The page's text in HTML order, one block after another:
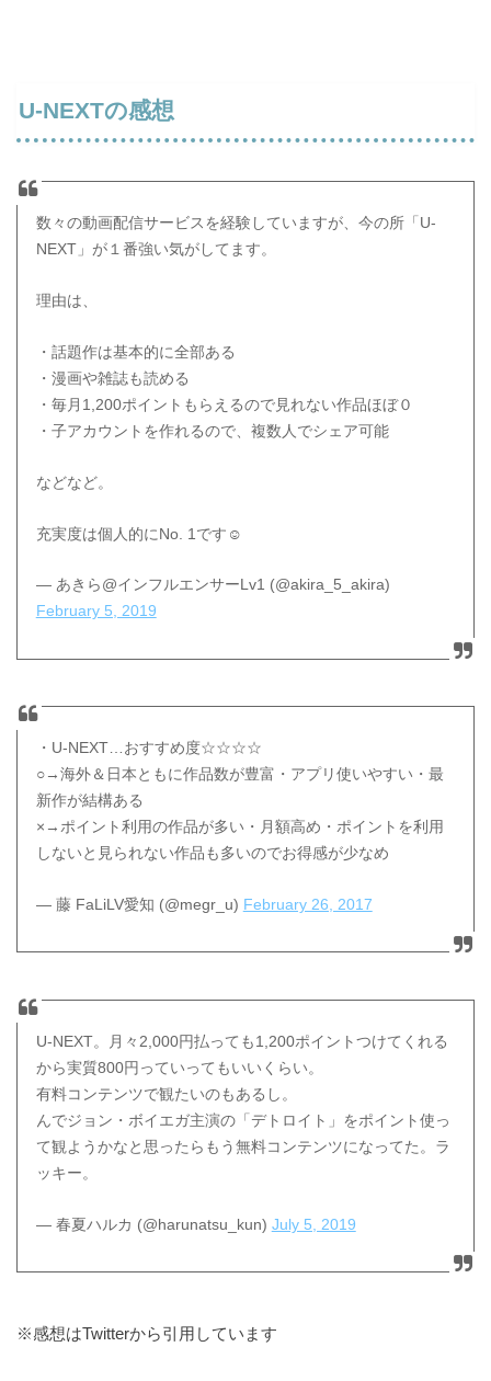
U-NEXTの感想
数々の動画配信サービスを経験していますが、今の所「U-
NEXT」が１番強い気がしてます。
理由は、
・話題作は基本的に全部ある
・漫画や雑誌も読める
・毎月1,200ポイントもらえるので見れない作品ほぼ０
・子アカウントを作れるので、複数人でシェア可能
などなど。
充実度は個人的にNo. 1です☺️
— あきら@インフルエンサーLv1 (@akira_5_akira)
February 5, 2019
・U-NEXT…おすすめ度☆☆☆☆
○→海外＆日本ともに作品数が豊富・アプリ使いやすい・最
新作が結構ある
×→ポイント利用の作品が多い・月額高め・ポイントを利用
しないと見られない作品も多いのでお得感が少なめ
— 藤 FaLiLV愛知 (@megr_u) February 26, 2017
U-NEXT。月々2,000円払っても1,200ポイントつけてくれる
から実質800円っていってもいいくらい。
有料コンテンツで観たいのもあるし。
んでジョン・ボイエガ主演の「デトロイト」をポイント使っ
て観ようかなと思ったらもう無料コンテンツになってた。ラ
ッキー。
— 春夏ハルカ (@harunatsu_kun) July 5, 2019
※感想はTwitterから引用しています